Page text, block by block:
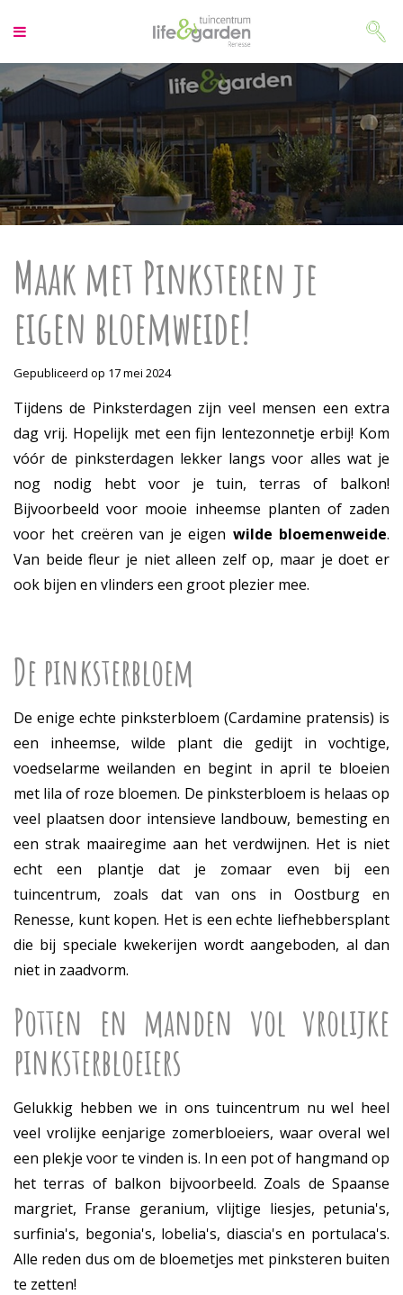
a
a
r
c
n
e
n
Maak met Pinksteren je
eigen bloemweide!
Gepubliceerd op 17 mei 2024
Tijdens de Pinksterdagen zijn veel mensen een extra
dag vrij. Hopelijk met een fijn lentezonnetje erbij! Kom
vóór de pinksterdagen lekker langs voor alles wat je
nog nodig hebt voor je tuin, terras of balkon!
Bijvoorbeeld voor mooie inheemse planten of zaden
voor het creëren van je eigen wilde bloemenweide.
Van beide fleur je niet alleen zelf op, maar je doet er
ook bijen en vlinders een groot plezier mee.
De pinksterbloem
De enige echte pinksterbloem (Cardamine pratensis) is
een inheemse, wilde plant die gedijt in vochtige,
voedselarme weilanden en begint in april te bloeien
met lila of roze bloemen. De pinksterbloem is helaas op
veel plaatsen door intensieve landbouw, bemesting en
een strak maairegime aan het verdwijnen. Het is niet
echt een plantje dat je zomaar even bij een
tuincentrum, zoals dat van ons in Oostburg en
Renesse, kunt kopen. Het is een echte liefhebbersplant
die bij speciale kwekerijen wordt aangeboden, al dan
niet in zaadvorm.
Potten en manden vol vrolijke
pinksterbloeiers
Gelukkig hebben we in ons tuincentrum nu wel heel
veel vrolijke eenjarige zomerbloeiers, waar overal wel
een plekje voor te vinden is. In een pot of hangmand op
het terras of balkon bijvoorbeeld. Zoals de Spaanse
margriet, Franse geranium, vlijtige liesjes, petunia's,
surfinia's, begonia's, lobelia's, diascia's en portulaca's.
Alle reden dus om de bloemetjes met pinksteren buiten
te zetten!